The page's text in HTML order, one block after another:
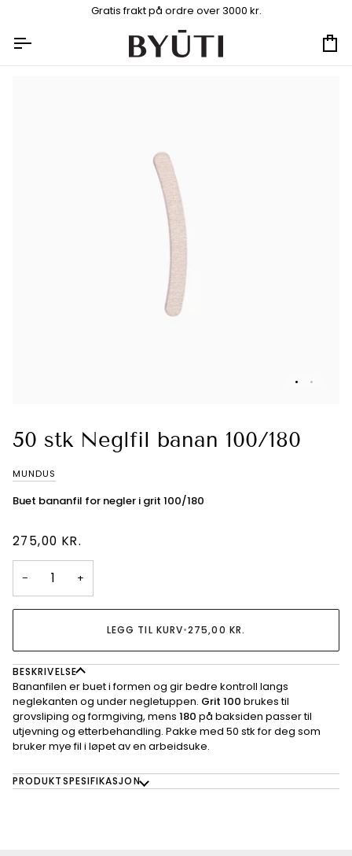
innhold
Gratis frakt på ordre over 3000 kr.
50 stk Neglfil banan 100/180
MUNDUS
Buet bananfil for negler i grit 100/180
275,00 KR.
− +
LEGG TIL KURV•275,00 KR.
BESKRIVELSE
Bananfilen er buet i formen og gir bedre kontroll langs
neglekanten og under negletuppen. Grit 100 brukes til
grovsliping og formgiving, mens 180 på baksiden passer til
utjevning og etterbehandling. Pakke med 50 stk for deg som
bruker mye fil i løpet av en arbeidsuke.
PRODUKTSPESIFIKASJON